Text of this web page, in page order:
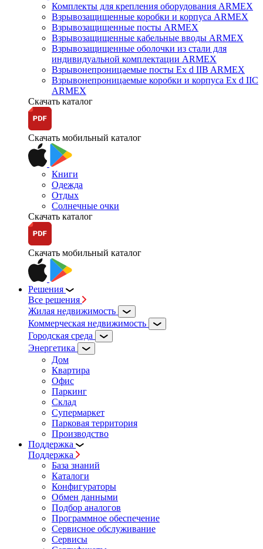
Комплекты для крепления оборудования ARMEX
Взрывозащищенные коробки и корпуса ARMEX
Взрывозащищенные посты ARMEX
Взрывозащищенные кабельные вводы ARMEX
Взрывозащищенные оболочки из стали для
индивидуальной комплектации ARMEX
Взрывонепроницаемые посты Ex d IIB ARMEX
Взрывонепроницаемые коробки и корпуса Ex d IIС
ARMEX
Скачать каталог
Скачать мобильный каталог
Книги
Одежда
Отдых
Солнечные очки
Скачать каталог
Скачать мобильный каталог
Решения
Все решения
Жилая недвижимость
Коммерческая недвижимость
Городская среда
Энергетика
Дом
Квартира
Офис
Паркинг
Склад
Супермаркет
Парковая территория
Производство
Поддержка
Поддержка
База знаний
Каталоги
Конфигураторы
Обмен данными
Подбор аналогов
Программное обеспечение
Сервисное обслуживание
Сервисы